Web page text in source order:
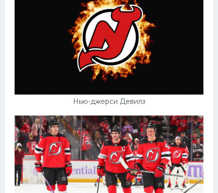
Нью-джерси Девилз